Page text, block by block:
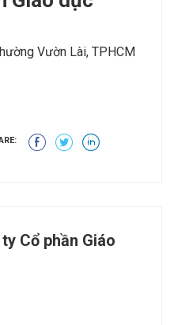
Vườn Lài, TPHCM
Cổ phần Giáo